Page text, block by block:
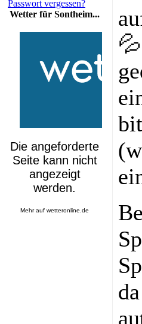
Passwort vergessen?
Wetter für Sontheim...
Mehr aufwetteronline.de